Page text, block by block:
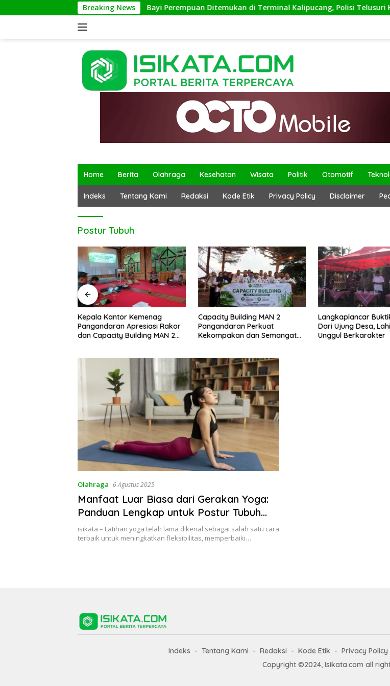
ke
Breaking NewsBayi Perempuan Ditemukan di Terminal Kalipucang, Polisi Telusuri
Home Berita Olahraga Kesehatan Wisata Politik Otomotif
Indeks Tentang Kami Redaksi Kode Etik Privacy Policy Disclaimer
Postur Tubuh
Kepala Kantor Kemenag
Pangandaran Apresiasi Rakor
dan Capacity Building MAN 2
Capacity Building MAN 2
Pangandaran Perkuat
Kekompakan dan Semangat
Langkaplancar
Dari Ujung Desa,
Unggul Berkarakter
Olahraga 6 Agustus 2025
Manfaat Luar Biasa dari Gerakan Yoga:
Panduan Lengkap untuk Postur Tubuh
Sehat dan Fleksibel
isikata – Latihan yoga telah lama dikenal sebagai salah satu cara
terbaik untuk meningkatkan fleksibilitas, memperbaiki…
Indeks Tentang Kami Redaksi Kode Etik Privacy Policy
Copyright ©2024, Isikata.com all